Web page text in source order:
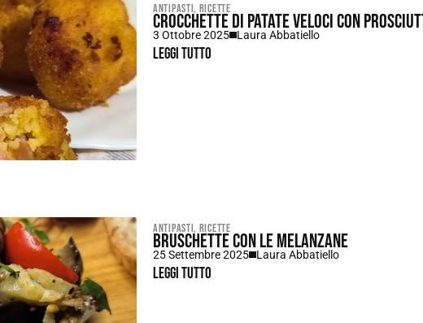
Antipasti, Ricette
Crocchette di patate veloci con
3 Ottobre 2025 Laura Abbatiello
Leggi tutto
Antipasti, Ricette
Bruschette con le melanzane
25 Settembre 2025 Laura Abbatiello
Leggi tutto